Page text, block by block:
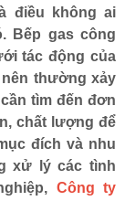
điều không ai
Bếp gas công
tác động của
thường xảy
tìm đến đơn
chất lượng để
đích và nhu
xử lý các tình
Công ty